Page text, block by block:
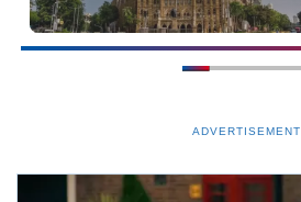
ADVERTISEMENT